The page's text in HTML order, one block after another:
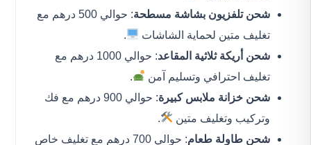
شحن تلفزيون بشاشة مسطحة
: حوالي 500 درهم مع
تغليف متين لحماية الشاشات
.
شحن أريكة ثلاثية المقاعد
: حوالي 1000 درهم مع
تغليف احترافي وتسليم آمن
.
شحن خزانة ملابس كبيرة
: حوالي 900 درهم مع فك
وتركيب وتغليف متين
.
شحن طاولة طعام
: حوالي 700 درهم مع تغليف خاص